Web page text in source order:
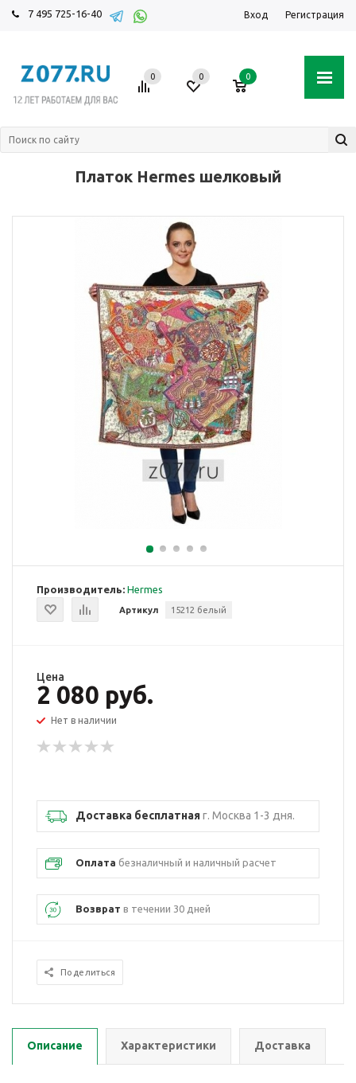
7 495 725-16-40 Вход Регистрация
0 0 0
Платок Hermes шелковый
Производитель: Hermes
Артикул 15212 белый
Цена
2 080 руб.
Нет в наличии
Доставка бесплатнаяг. Москва 1-3 дня.
Оплата безналичный и наличный расчет
Возврат в течении 30 дней
Поделиться
Описание Характеристики Доставка